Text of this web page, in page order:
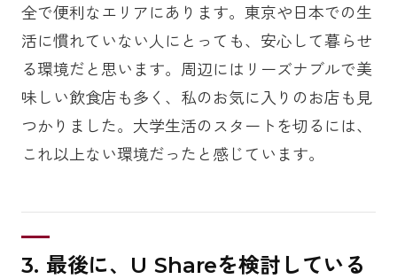
全で便利なエリアにあります。東京や日本での生
活に慣れていない人にとっても、安心して暮らせ
る環境だと思います。周辺にはリーズナブルで美
味しい飲食店も多く、私のお気に入りのお店も見
つかりました。大学生活のスタートを切るには、
これ以上ない環境だったと感じています。
3. 最後に、U Shareを検討している